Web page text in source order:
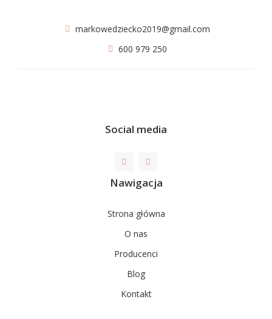
markowedziecko2019@gmail.com
600 979 250
Social media
Nawigacja
Strona główna
O nas
Producenci
Blog
Kontakt